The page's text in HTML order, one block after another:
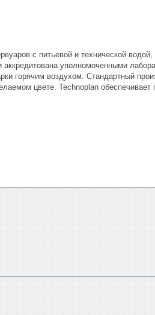
с питьевой и технической
уполномоченными
горячим воздухом. Стандартный
цвете. Technoplan